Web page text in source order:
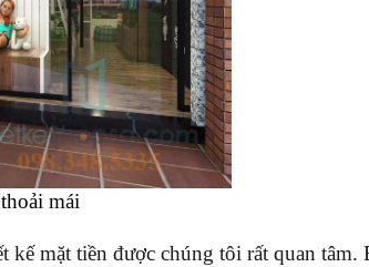
mái
kế mặt tiền được chúng tôi rất quan tâm.